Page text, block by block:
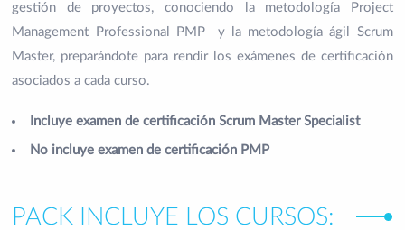
gestión de proyectos, conociendo la metodología Project
Management Professional PMP y la metodología ágil Scrum
Master, preparándote para rendir los exámenes de certificación
asociados a cada curso.
Incluye examen de certificación Scrum Master Specialist
No incluye examen de certificación PMP
PACK INCLUYE LOS CURSOS: